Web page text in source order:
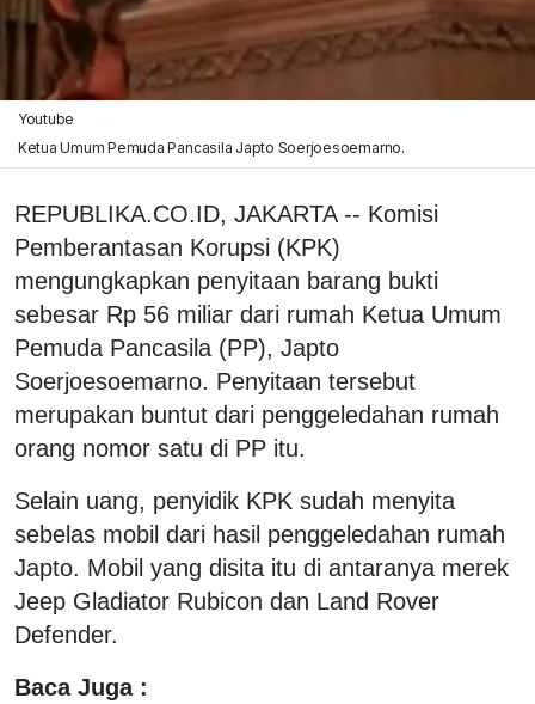
Youtube
Ketua Umum Pemuda Pancasila Japto Soerjoesoemarno.
REPUBLIKA.CO.ID, JAKARTA -- Komisi
Pemberantasan Korupsi (KPK)
mengungkapkan penyitaan barang bukti
sebesar Rp 56 miliar dari rumah Ketua Umum
Pemuda Pancasila (PP), Japto
Soerjoesoemarno. Penyitaan tersebut
merupakan buntut dari penggeledahan rumah
orang nomor satu di PP itu.
Selain uang, penyidik KPK sudah menyita
sebelas mobil dari hasil penggeledahan rumah
Japto. Mobil yang disita itu di antaranya merek
Jeep Gladiator Rubicon dan Land Rover
Defender.
Baca Juga :